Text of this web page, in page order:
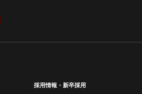
採用情報・新卒採用